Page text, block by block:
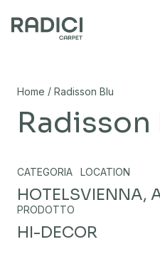
Home / Radisson Blu
Radisson
CATEGORIA
HOTELS
LOCATION
VIENNA,
PRODOTTO
HI-DECOR